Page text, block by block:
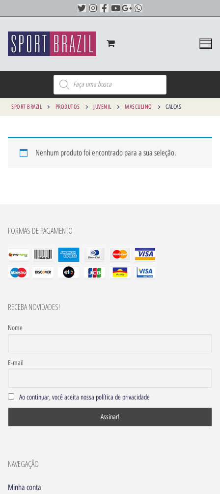
SPORT BRAZIL PRODUTOS JUVENIL MASCULINO CALÇAS
Nenhum produto foi encontrado para a sua seleção.
FORMAS DE PAGAMENTO
RECEBA NOVIDADES!
Nome
E-mail
Ao continuar, você aceita nossa política de privacidade
NAVEGAÇÃO
Minha conta